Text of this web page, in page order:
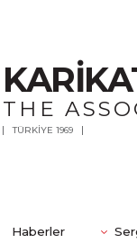
THE
TÜRKİYE 1969
Haberler